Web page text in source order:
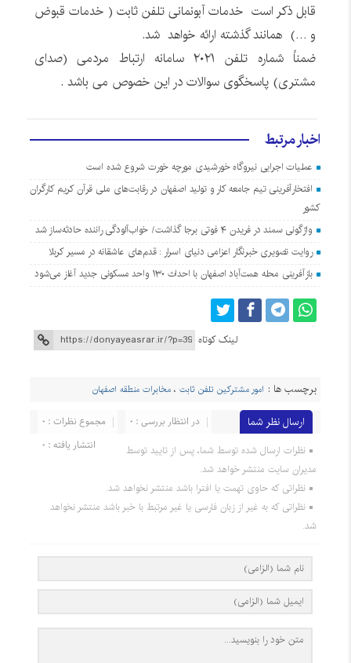
قابل ذکر است خدمات آبونمانی تلفن ثابت ( خدمات قبوض
و …) همانند گذشته ارائه خواهد شد.
ضمناً شماره تلفن ۲۰۲۱ سامانه ارتباط مردمی (صدای
مشتری) پاسخگوی سوالات در این خصوص می باشد .
اخبار مرتبط
عملیات اجرایی نیروگاه خورشیدی مورچه خورت شروع شده است
افتخارآفرینی تیم جامعه کار و تولید اصفهان در رقابت‌های ملی قرآن کریم کارگران
کشور
واژگونی سمند در فریدن ۴ فوتی برجا گذاشت/ خواب‌آلودگی راننده حادثه‌ساز شد
روایت تصویری خبرنگار اعزامی دنیای اسرار : قدم‌های عاشقانه در مسیر کربلا
بازآفرینی محله همت‌آباد اصفهان با احداث ۱۳۰ واحد مسکونی جدید آغاز می‌شود
لینک کوتاه
برچسب ها : امور مشترکین تلفن ثابت ،مخابرات منطقه اصفهان
ارسال نظر شما مجموع نظرات : 0
در انتظار بررسی : 0
انتشار یافته : 0
نظرات ارسال شده توسط شما، پس از تایید توسط
مدیران سایت منتشر خواهد شد.
نظراتی که حاوی تهمت یا افترا باشد منتشر نخواهد شد.
نظراتی که به غیر از زبان فارسی یا غیر مرتبط با خبر باشد منتشر نخواهد
شد.